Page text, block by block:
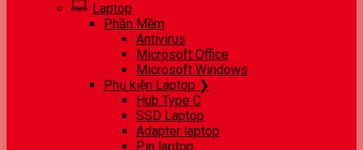
Laptop
Phần Mềm
Antivirus
Microsoft Office
Microsoft Windows
Phụ kiện Laptop ❯
Hub Type C
SSD Laptop
Adapter laptop
Pin laptop